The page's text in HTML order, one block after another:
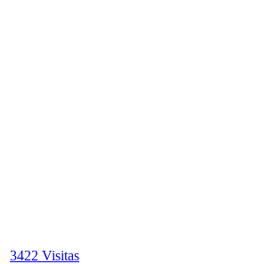
3422 Visitas